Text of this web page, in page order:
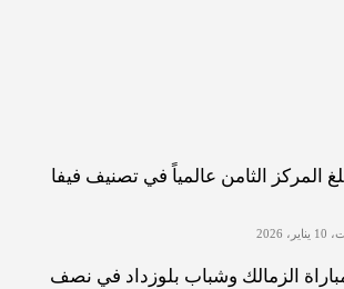
المركز الثامن عالمياً في تصنيف فيفا
2026
الزمالك وشباب بلوزداد في نصف